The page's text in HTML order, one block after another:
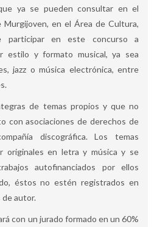
ya se pueden consultar en el
en el Área de Cultura,
participar en este concurso a
estilo y formato musical, ya sea
jazz o música electrónica, entre
de temas propios y que no
con asociaciones de derechos de
discográfica. Los temas
originales en letra y música y se
autofinanciados por ellos
éstos no estén registrados en
de autor.
con un jurado formado en un 60%